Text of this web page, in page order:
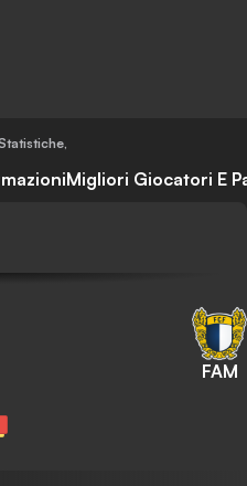
,
Migliori Giocatori E
FAM